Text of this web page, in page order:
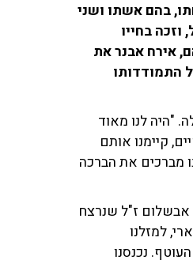
מבני משפחתו, בהם אשתו ושני
505 יום שוחרר גם טל, וזכה בחייו
אירח אבנר את
התמודדותו
"היה לנו מאוד
קיימנו אותם
מברכים את הברכה
אבשלום ז"ל שנרצח
שזה 20 דקות נסיעה מבארי, למזלנו
נכנסנו